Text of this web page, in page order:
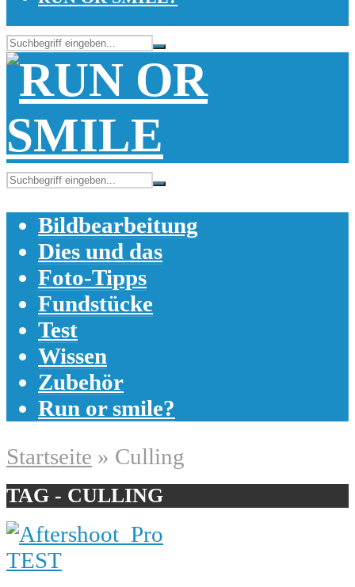
Bildbearbeitung
Dies und das
Foto-Tipps
Fundstücke
Test
Wissen
Zubehör
Run or smile?
Startseite » Culling
TAG - CULLING
TEST